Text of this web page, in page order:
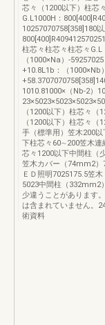
芯々（1200以下）柱芯
G.L1000H：
10257070758[358]180
柱芯々柱芯々柱芯々G.L
（1000×Na）-
+10.8L1b：（1000×Nb
1010.81000×（Nb-2）
（1200以下）柱芯々（
（1200以下）柱芯々
手（標準用）笠木200
下柱芯々60∼200笠木連
芯々1200以下中間柱（
笠木カバー（74mm2）
ＥＤ照明7025175.5笠
5023中間柱（332mm2
少違うことがあります
は含まれていません。
術資料